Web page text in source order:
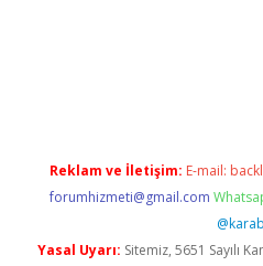
Reklam ve İletişim: E-mail:
forumhizmeti@gmail.com
Yasal Uyarı: Sitemiz, 5651 Sayılı